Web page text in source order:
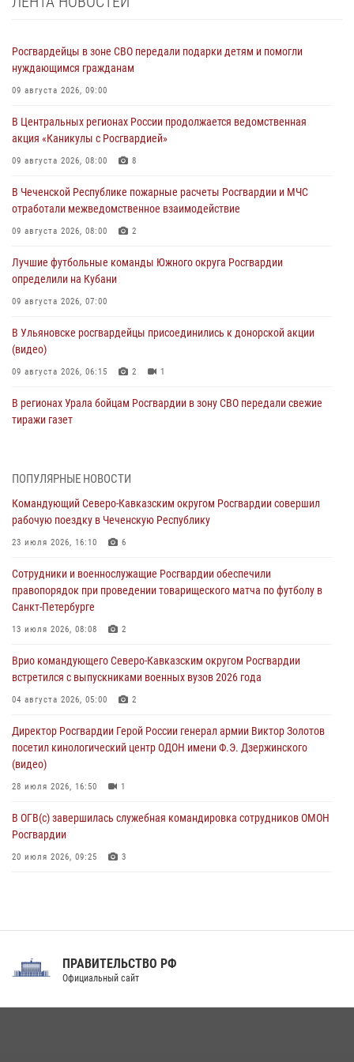
Росгвардейцы в зоне СВО передали подарки детям и помогли
нуждающимся гражданам
09 августа 2026, 09:00
В Центральных регионах России продолжается ведомственная
акция «Каникулы с Росгвардией»
09 августа 2026, 08:00 8
В Чеченской Республике пожарные расчеты Росгвардии и МЧС
отработали межведомственное взаимодействие
09 августа 2026, 08:00 2
Лучшие футбольные команды Южного округа Росгвардии
определили на Кубани
09 августа 2026, 07:00
В Ульяновске росгвардейцы присоединились к донорской акции
(видео)
09 августа 2026, 06:15 2 1
В регионах Урала бойцам Росгвардии в зону СВО передали свежие
тиражи газет
Росгвардейцы провели занятие по стрелковой подготовке для
краеведения Луганской Народной Республики
09 августа 2026, 05:00
проходит в Сибири
09 августа 2026, 04:00
Росгвардейцы провели патриотическое занятие для детей на
08 августа 2026, 14:10 3
В ЛНР росгвардейцы провели тренировку по единоборствам для
08 августа 2026, 13:00
ПОПУЛЯРНЫЕ НОВОСТИ
Командующий Северо-Кавказским округом Росгвардии совершил
рабочую поездку в Чеченскую Республику
23 июля 2026, 16:10 6
Сотрудники и военнослужащие Росгвардии обеспечили
правопорядок при проведении товарищеского матча по футболу в
Санкт-Петербурге
13 июля 2026, 08:08 2
Врио командующего Северо-Кавказским округом Росгвардии
встретился с выпускниками военных вузов 2026 года
04 августа 2026, 05:00 2
Директор Росгвардии Герой России генерал армии Виктор Золотов
посетил кинологический центр ОДОН имени Ф.Э. Дзержинского
(видео)
28 июля 2026, 16:50 1
В ОГВ(с) завершилась служебная командировка сотрудников ОМОН
Росгвардии
20 июля 2026, 09:25 3
Праздник «Один день с Росгвардией» к 105-летию Центрального
ПРАВИТЕЛЬСТВО РФ
Официальный сайт